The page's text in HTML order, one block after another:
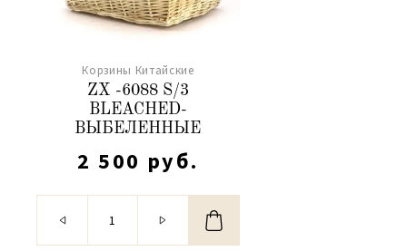
Корзины Китайские
ZX -6088 S/3
BLEACHED-
ВЫБЕЛЕННЫЕ
2 500 руб.